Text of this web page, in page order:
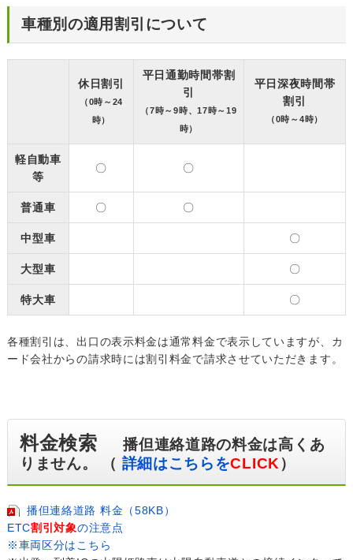
車種別の適用割引について
休日割引
（0時～24
時）
平日通勤時間帯割
引
（7時～9時、17時～19
時）
平日深夜時間帯
割引
（0時～4時）
軽自動車
等
〇 〇
普通車 〇 〇
中型車 〇
大型車 〇
特大車 〇
各種割引は、出口の表示料金は通常料金で表示していますが、カ
ード会社からの請求時には割引料金で請求させていただきます。
料金検索播但連絡道路の料金は高くあ
りません。 （ 詳細はこちらをCLICK ）
播但連絡道路 料金（58KB）
ETC割引対象の注意点
※車両区分はこちら